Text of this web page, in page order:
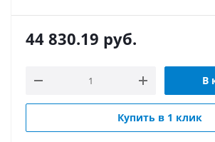
44 830.19 руб.
В
Купить в 1 клик